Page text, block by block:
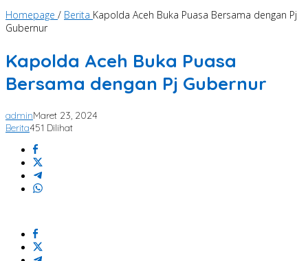
Homepage / Berita Kapolda Aceh Buka Puasa Bersama dengan Pj
Gubernur
Kapolda Aceh Buka Puasa
Bersama dengan Pj Gubernur
adminMaret 23, 2024
Berita451 Dilihat